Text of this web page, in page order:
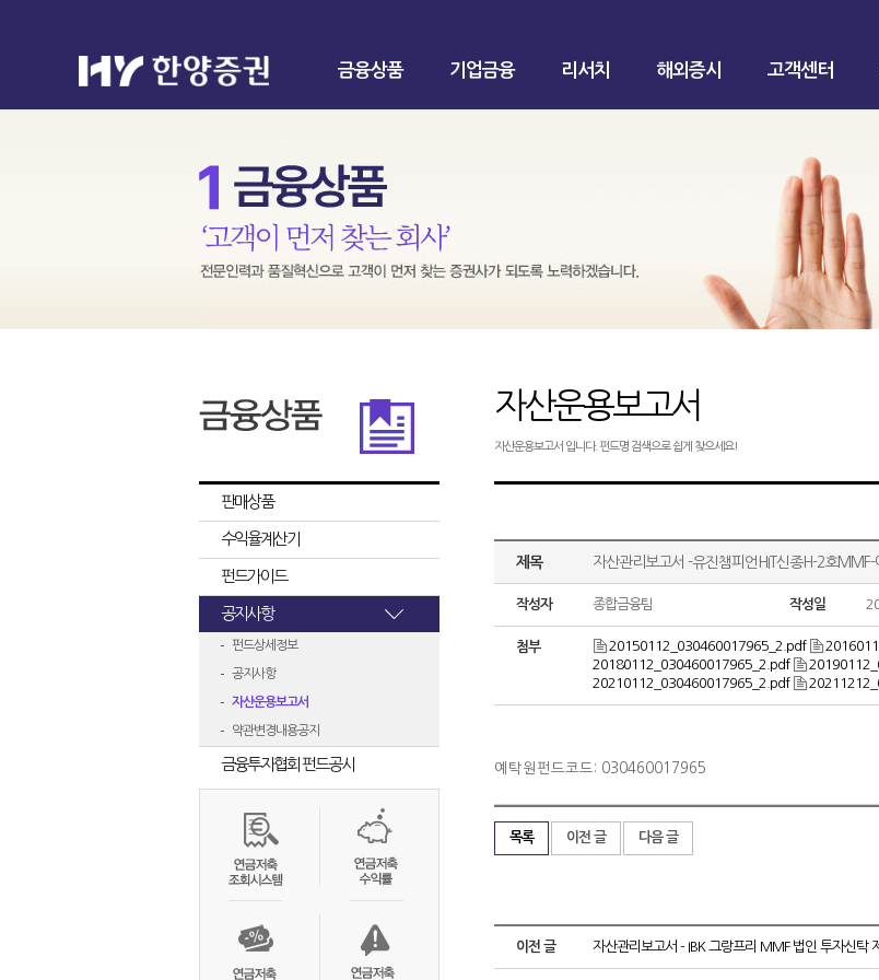
금융상품 기업금융 리서치 해외증시 고객센터
판매상품
수익율계산기
펀드가이드
공지사항
펀드상세정보
공지사항
자산운용보고서
약관변경내용공지
금융투자협회 펀드공시
자산운용보고서
자산운용보고서 입니다. 펀드명 검색으로 쉽게 찾으세요!
제목 자산관리보고서 -유진챔피언HIT신종H-2호
작성자 종합금융팀 작성일
첨부 20150112_030460017965_2.pdf
20180112_030460017965_2.pdf
20210112_030460017965_2.pdf
예탁원펀드코드: 030460017965
목록 이전 글 다음 글
이전 글 자산관리보고서 - IBK 그랑프리 MMF 법인 투자신탁